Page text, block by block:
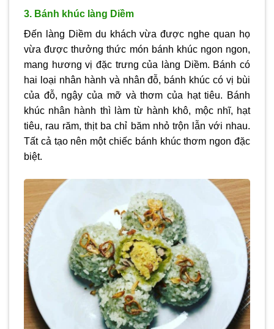
3. Bánh khúc làng Diềm
Đến làng Diềm du khách vừa được nghe quan họ
vừa được thưởng thức món bánh khúc ngon ngon,
mang hương vị đặc trưng của làng Diềm. Bánh có
hai loại nhân hành và nhân đỗ, bánh khúc có vị bùi
của đỗ, ngậy của mỡ và thơm của hạt tiêu. Bánh
khúc nhân hành thì làm từ hành khô, mộc nhĩ, hạt
tiêu, rau răm, thịt ba chỉ băm nhỏ trộn lẫn với nhau.
Tất cả tạo nên một chiếc bánh khúc thơm ngon đặc
biệt.